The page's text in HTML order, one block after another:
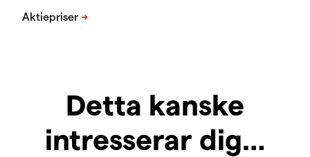
Detta kanske
intresserar dig…